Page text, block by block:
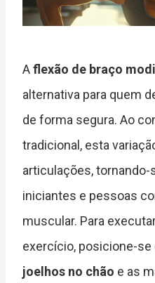
Aflexão de braço
alternativa para quem
de forma segura. Ao
tradicional, esta
articulações,
iniciantes e pessoas
muscular. Para
exercício, posicione-se
joelhos no chão e as